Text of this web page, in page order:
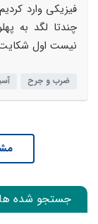
فیزیکی وارد
چندتا لگد به
نیست اول
ضرب و جرح
جستجو شده ها